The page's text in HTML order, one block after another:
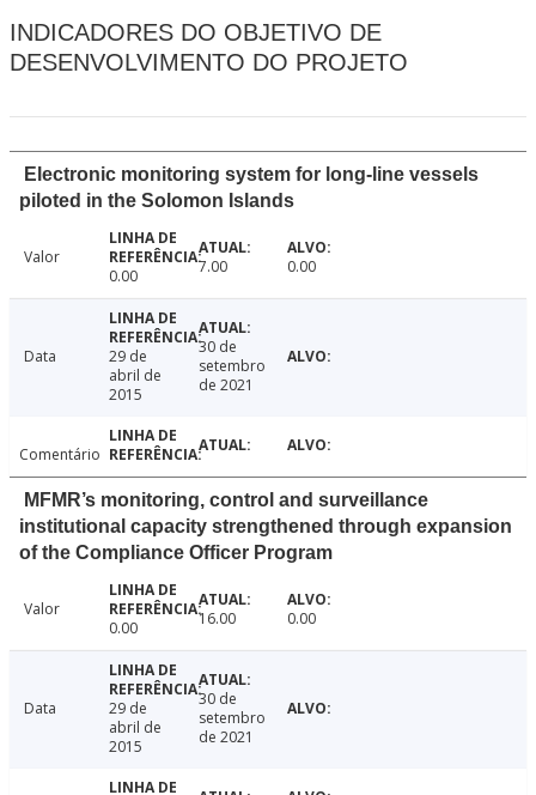
INDICADORES DO OBJETIVO DE
DESENVOLVIMENTO DO PROJETO
Electronic monitoring system for long-line vessels
piloted in the Solomon Islands
Valor
0.00
7.00 0.00
Data
29 de
abril de
2015
30 de
setembro
de 2021
Comentário
MFMR’s monitoring, control and surveillance
institutional capacity strengthened through expansion
of the Compliance Officer Program
Valor
0.00
16.00 0.00
Data
29 de
abril de
2015
30 de
setembro
de 2021